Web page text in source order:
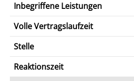
Inbegriffene Leistungen
Volle Vertragslaufzeit
Stelle
Reaktionszeit